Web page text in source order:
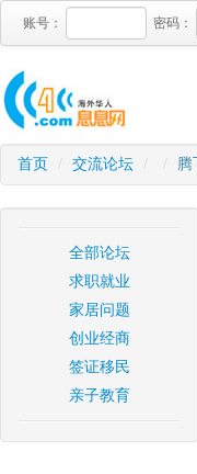
账号： 密码：
首页 / 交流论坛 / / 腾
全部论坛
求职就业
家居问题
创业经商
签证移民
亲子教育